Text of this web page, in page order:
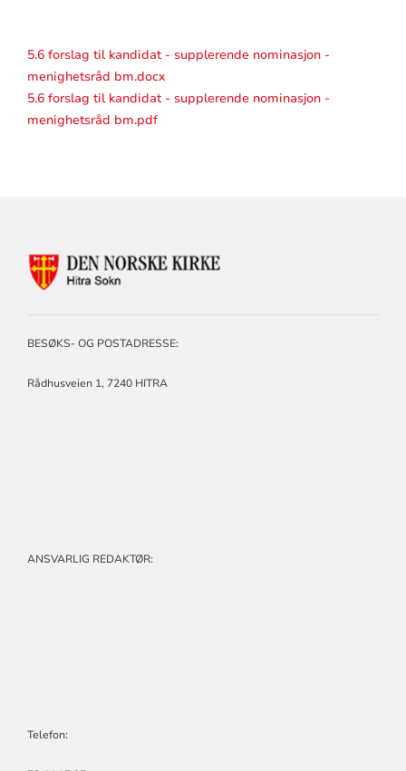
5.6 forslag til kandidat - supplerende nominasjon -
menighetsråd bm.docx
5.6 forslag til kandidat - supplerende nominasjon -
menighetsråd bm.pdf
BESØKS- OG POSTADRESSE:
Rådhusveien 1, 7240 HITRA
ANSVARLIG REDAKTØR:
Telefon: